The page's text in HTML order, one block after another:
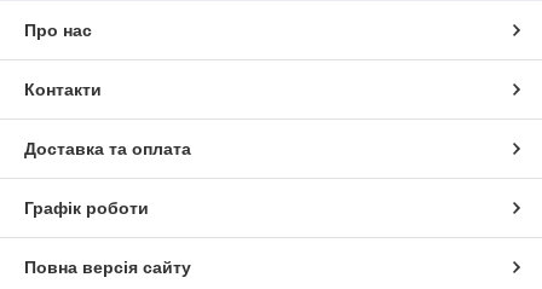
Про нас
Контакти
Доставка та оплата
Графік роботи
Повна версія сайту